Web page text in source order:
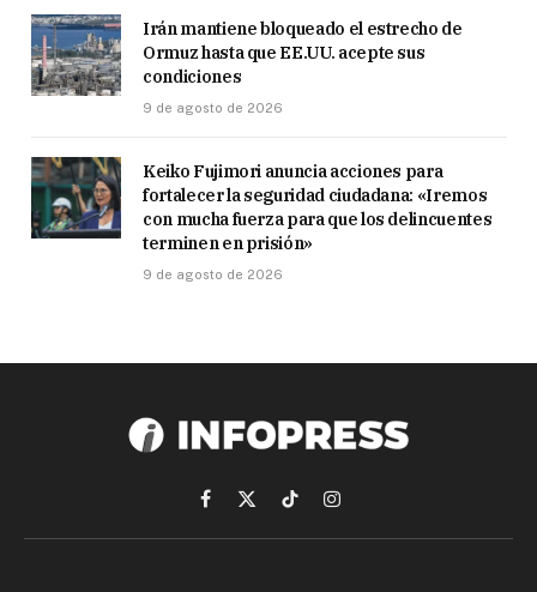
Irán mantiene bloqueado el estrecho de
Ormuz hasta que EE.UU. acepte sus
condiciones
9 de agosto de 2026
Keiko Fujimori anuncia acciones para
fortalecer la seguridad ciudadana: «Iremos
con mucha fuerza para que los delincuentes
terminen en prisión»
9 de agosto de 2026
Facebook
X
(Twitter)
TikTokInstagram